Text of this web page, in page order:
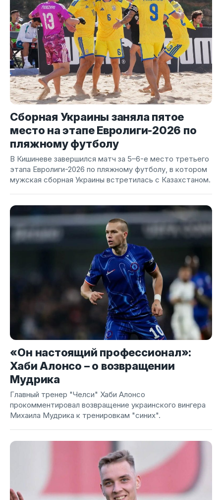
Сборная Украины заняла пятое
место на этапе Евролиги-2026 по
пляжному футболу
В Кишиневе завершился матч за 5–6-е место третьего
этапа Евролиги-2026 по пляжному футболу, в котором
мужская сборная Украины встретилась с Казахстаном.
«Он настоящий профессионал»:
Хаби Алонсо – о возвращении
Мудрика
Главный тренер "Челси" Хаби Алонсо
прокомментировал возвращение украинского вингера
Михаила Мудрика к тренировкам "синих".